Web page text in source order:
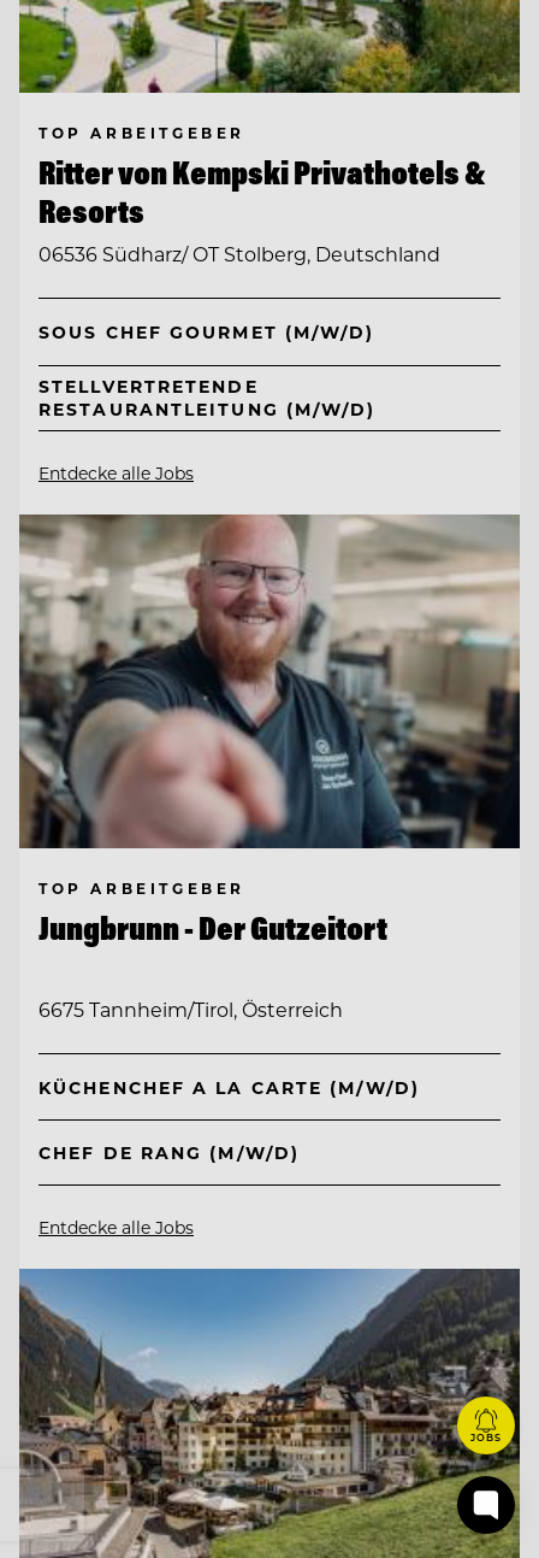
TOP ARBEITGEBER
Ritter von Kempski Privathotels &
Resorts
06536 Südharz/ OT Stolberg, Deutschland
SOUS CHEF GOURMET (M/W/D)
STELLVERTRETENDE
RESTAURANTLEITUNG (M/W/D)
Entdecke alle Jobs
TOP ARBEITGEBER
Jungbrunn - Der Gutzeitort
6675 Tannheim/Tirol, Österreich
KÜCHENCHEF A LA CARTE (M/W/D)
CHEF DE RANG (M/W/D)
Entdecke alle Jobs
JOBS